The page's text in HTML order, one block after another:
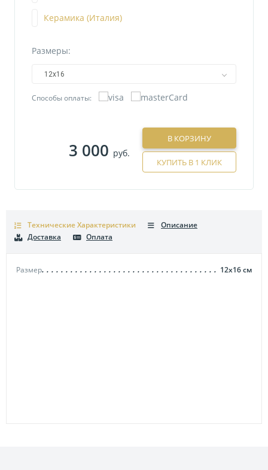
Керамика (Италия)
Размеры:
12х16
Способы оплаты:
3 000 руб.
В КОРЗИНУ
КУПИТЬ В 1 КЛИК
Технические Характеристики
Размер 12х16см
Описание
Доставка
Оплата